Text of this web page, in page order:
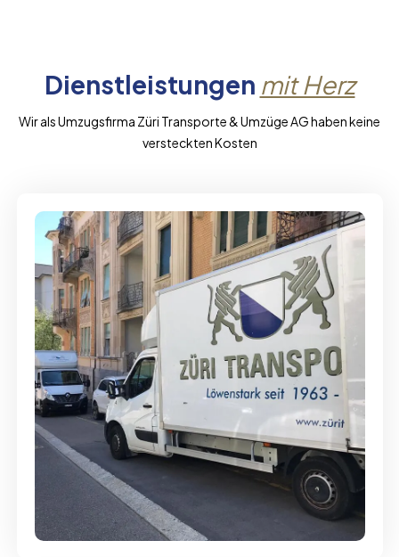
Dienstleistungen mit Herz
Wir als Umzugsfirma Züri Transporte & Umzüge AG haben keine
versteckten Kosten
Full-Service - Für Privatumzüge